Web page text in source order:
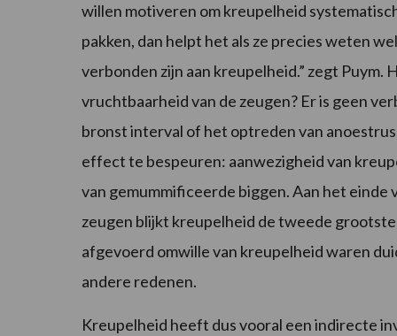
willen motiveren om kreupelheid
pakken, dan helpt het als ze precies weten
verbonden zijn aan kreupelheid.” zegt
vruchtbaarheid van de zeugen? Er is geen
bronst interval of het optreden van
effect te bespeuren: aanwezigheid van
van gemummificeerde biggen. Aan het
zeugen blijkt kreupelheid de tweede
afgevoerd omwille van kreupelheid waren
andere redenen.
Kreupelheid heeft dus vooral een indirecte